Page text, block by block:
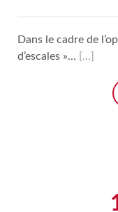
Dans le cadre de
d’escales »...
[…]